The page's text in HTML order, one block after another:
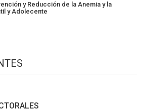
y Reducción de la Anemia y la
y Adolecente